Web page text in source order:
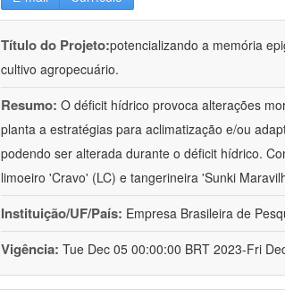
Título do Projeto:potencializando a memória
cultivo agropecuário.
Resumo: O déficit hídrico provoca alterações
planta a estratégias para aclimatização e/ou
podendo ser alterada durante o déficit hídrico.
limoeiro 'Cravo' (LC) e tangerineira 'Sunki
Instituição/UF/País: Empresa Brasileira de
Vigência: Tue Dec 05 00:00:00 BRT 2023-Fri